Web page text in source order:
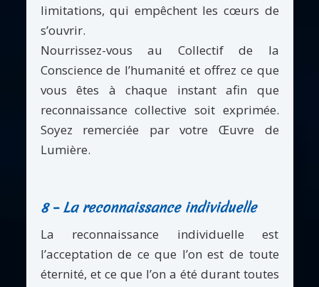
limitations, qui empêchent les cœurs de
s’ouvrir.
Nourrissez-vous au Collectif de la
Conscience de l’humanité et offrez ce que
vous êtes à chaque instant afin que
reconnaissance collective soit exprimée.
Soyez remerciée par votre Œuvre de
Lumière.
8 – La reconnaissance individuelle
La reconnaissance individuelle est
l’acceptation de ce que l’on est de toute
éternité, et ce que l’on a été durant toutes